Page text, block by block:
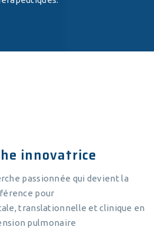
innovatrice
passionnée qui devient la
pour
translationnelle et clinique en
pulmonaire